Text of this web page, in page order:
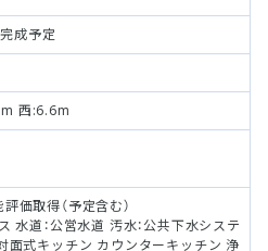
成予定
西:6.6m
価取得（予定含む）
水道：公営水道 汚水：公共下水システ
面式キッチン カウンターキッチン 浄